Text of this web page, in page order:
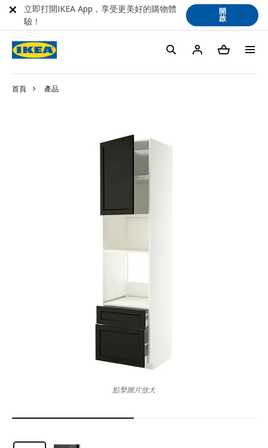
首頁 產品
點擊圖片放大
立即打開IKEA App，享受更美好的購物體
驗！
開
啟